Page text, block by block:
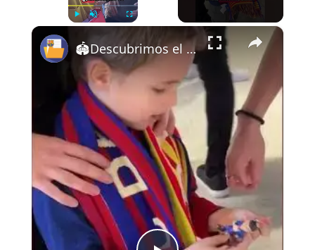
×
🏟️Descubrimos el nuevo Camp Nou y los aficionados se llevan regalos de @banbotoys ‼️